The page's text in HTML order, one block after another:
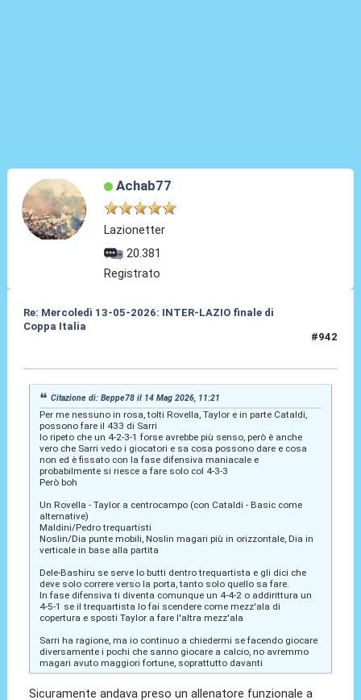
Achab77
Lazionetter
20.381
Registrato
Re: Mercoledì 13-05-2026: INTER-LAZIO finale di
Coppa Italia
#942
Citazione di: Beppe78 il 14 Mag 2026, 11:21
Per me nessuno in rosa, tolti Rovella, Taylor e in parte Cataldi,
possono fare il 433 di Sarri
Io ripeto che un 4-2-3-1 forse avrebbe più senso, però è anche
vero che Sarri vedo i giocatori e sa cosa possono dare e cosa
non ed è fissato con la fase difensiva maniacale e
probabilmente si riesce a fare solo col 4-3-3
Però boh
Un Rovella - Taylor a centrocampo (con Cataldi - Basic come
alternative)
Maldini/Pedro trequartisti
Noslin/Dia punte mobili, Noslin magari più in orizzontale, Dia in
verticale in base alla partita
Dele-Bashiru se serve lo butti dentro trequartista e gli dici che
deve solo correre verso la porta, tanto solo quello sa fare.
In fase difensiva ti diventa comunque un 4-4-2 o addirittura un
4-5-1 se il trequartista lo fai scendere come mezz'ala di
copertura e sposti Taylor a fare l'altra mezz'ala
Sarri ha ragione, ma io continuo a chiedermi se facendo giocare
diversamente i pochi che sanno giocare a calcio, no avremmo
magari avuto maggiori fortune, soprattutto davanti
Sicuramente andava preso un allenatore funzionale a